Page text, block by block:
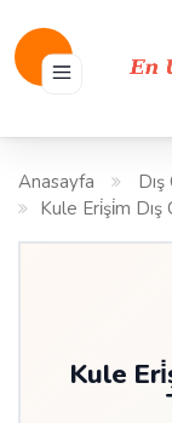
Anasayfa
Kule Eri̇şi̇m
Kule